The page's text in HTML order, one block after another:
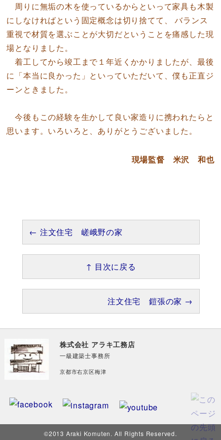
周りに無垢の木を使っているからといって家具も木製
にしなければという固定概念は切り捨てて、 バランス
重視で材質を選ぶことが大切だということを痛感した現
場となりました。
着工してから竣工まで１年近くかかりましたが、最後
に「本当に良かった」といっていただいて、僕も正直ジ
ーンときました。
今後もこの経験を生かして良い家造りに携われたらと
思います。いろいろと、ありがとうございました。
現場監督 米沢 和也
← 注文住宅 嵯峨野の家
↑ 目次に戻る
注文住宅 鎧張の家 →
株式会社 アラキ工務店
一級建築士事務所
京都市右京区梅津
©2013 Araki Komuten. All Rights Reserved.